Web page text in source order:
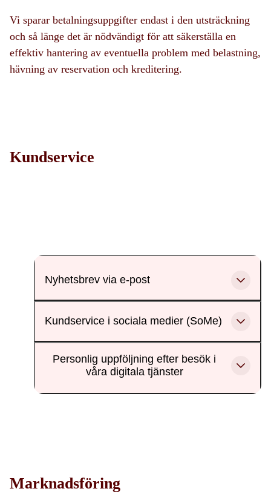
Vi sparar betalningsuppgifter endast i den utsträckning
och så länge det är nödvändigt för att säkerställa en
effektiv hantering av eventuella problem med belastning,
hävning av reservation och kreditering.
Kundservice
Nyhetsbrev via e-post
Kundservice i sociala medier (SoMe)
Personlig uppföljning efter besök i
våra digitala tjänster
Marknadsföring